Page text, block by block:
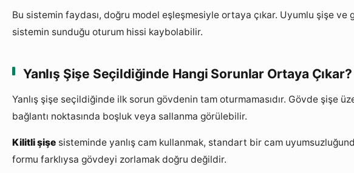
Bu sistemin faydası, doğru model eşleşmesiyle ortaya çıkar. Uyumlu şişe ve
sistemin sunduğu oturum hissi kaybolabilir.
Yanlış Şişe Seçildiğinde Hangi Sorunlar Ortaya Çıkar?
Yanlış şişe seçildiğinde ilk sorun gövdenin tam oturmamasıdır. Gövde şişe
bağlantı noktasında boşluk veya sallanma görülebilir.
Kilitli şişe sisteminde yanlış cam kullanmak, standart bir cam
formu farklıysa gövdeyi zorlamak doğru değildir.